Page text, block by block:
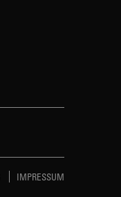
IMPRESSUM